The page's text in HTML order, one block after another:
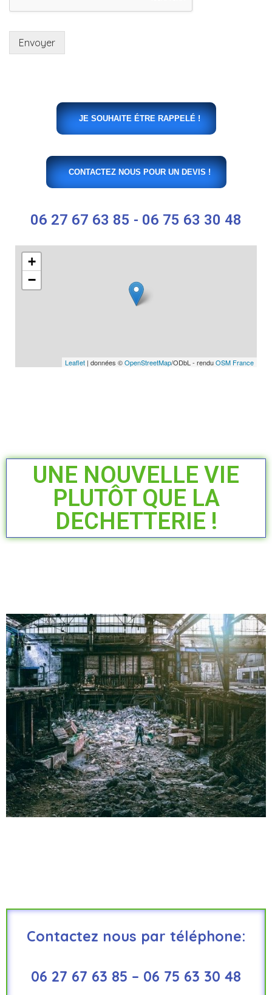
Envoyer
JE SOUHAITE ÉTRE RAPPELÉ !
CONTACTEZ NOUS POUR UN DEVIS !
06 27 67 63 85 - 06 75 63 30 48
+
−
Leaflet | données ©OpenStreetMap/ODbL - renduOSM France
UNE NOUVELLE VIE
PLUTÔT QUE LA
DECHETTERIE !
Contactez nous par téléphone:
06 27 67 63 85 – 06 75 63 30 48